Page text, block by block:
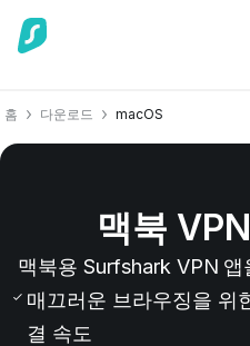
홈 다운로드 macOS
맥북
맥북용 Surfshark VPN 앱
매끄러운 브라우징을 위
결 속도